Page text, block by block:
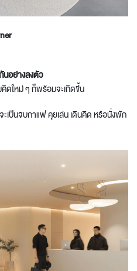
นอย่างลงตัว
ดใหม่ ๆ ก็พร้อมจะเกิดขึ้น
ะเป็นจิบกาแฟ คุยเล่น เดินคิด หรือนั่งพัก